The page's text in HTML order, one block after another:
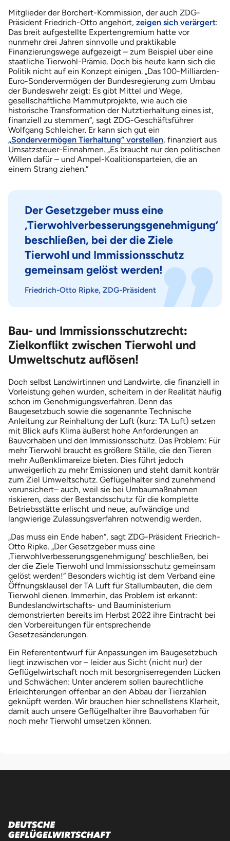
Mitglieder der Borchert-Kommission, der auch ZDG-
Präsident Friedrich-Otto angehört, zeigen sich verärgert:
Das breit aufgestellte Expertengremium hatte vor
nunmehr drei Jahren sinnvolle und praktikable
Finanzierungswege aufgezeigt – zum Beispiel über eine
staatliche Tierwohl-Prämie. Doch bis heute kann sich die
Politik nicht auf ein Konzept einigen. „Das 100-Milliarden-
Euro-Sondervermögen der Bundesregierung zum Umbau
der Bundeswehr zeigt: Es gibt Mittel und Wege,
gesellschaftliche Mammutprojekte, wie auch die
historische Transformation der Nutztierhaltung eines ist,
finanziell zu stemmen“, sagt ZDG-Geschäftsführer
Wolfgang Schleicher. Er kann sich gut ein
„Sondervermögen Tierhaltung“ vorstellen, finanziert aus
Umsatzsteuer-Einnahmen. „Es braucht nur den politischen
Willen dafür – und Ampel-Koalitionsparteien, die an
einem Strang ziehen.“
Der Gesetzgeber muss eine
‚Tierwohlverbesserungsgenehmigung‘
beschließen, bei der die Ziele
Tierwohl und Immissionsschutz
gemeinsam gelöst werden!
Friedrich-Otto Ripke, ZDG-Präsident
Bau- und Immissionsschutzrecht:
Zielkonflikt zwischen Tierwohl und
Umweltschutz auflösen!
Doch selbst Landwirtinnen und Landwirte, die finanziell in
Vorleistung gehen würden, scheitern in der Realität häufig
schon im Genehmigungsverfahren. Denn das
Baugesetzbuch sowie die sogenannte Technische
Anleitung zur Reinhaltung der Luft (kurz: TA Luft) setzen
mit Blick aufs Klima äußerst hohe Anforderungen an
Bauvorhaben und den Immissionsschutz. Das Problem: Für
mehr Tierwohl braucht es größere Ställe, die den Tieren
mehr Außenklimareize bieten. Dies führt jedoch
unweigerlich zu mehr Emissionen und steht damit konträr
zum Ziel Umweltschutz. Geflügelhalter sind zunehmend
verunsichert– auch, weil sie bei Umbaumaßnahmen
riskieren, dass der Bestandsschutz für die komplette
Betriebsstätte erlischt und neue, aufwändige und
langwierige Zulassungsverfahren notwendig werden.
„Das muss ein Ende haben“, sagt ZDG-Präsident Friedrich-
Otto Ripke. „Der Gesetzgeber muss eine
‚Tierwohlverbesserungsgenehmigung‘ beschließen, bei
der die Ziele Tierwohl und Immissionsschutz gemeinsam
gelöst werden!“ Besonders wichtig ist dem Verband eine
Öffnungsklausel der TA Luft für Stallumbauten, die dem
Tierwohl dienen. Immerhin, das Problem ist erkannt:
Bundeslandwirtschafts- und Bauministerium
demonstrierten bereits im Herbst 2022 ihre Eintracht bei
den Vorbereitungen für entsprechende
Gesetzesänderungen.
Ein Referententwurf für Anpassungen im Baugesetzbuch
liegt inzwischen vor – leider aus Sicht (nicht nur) der
Geflügelwirtschaft noch mit besorgniserregenden Lücken
und Schwächen: Unter anderem sollen baurechtliche
Erleichterungen offenbar an den Abbau der Tierzahlen
geknüpft werden. Wir brauchen hier schnellstens Klarheit,
damit auch unsere Geflügelhalter ihre Bauvorhaben für
noch mehr Tierwohl umsetzen können.